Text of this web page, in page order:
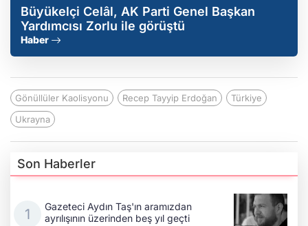
Büyükelçi Celâl, AK Parti Genel Başkan
Yardımcısı Zorlu ile görüştü
Haber
Gönüllüler Kaolisyonu Recep Tayyip Erdoğan
Türkiye
Ukrayna
Son Haberler
Gazeteci Aydın Taş'ın aramızdan
ayrılışının üzerinden beş yıl geçti